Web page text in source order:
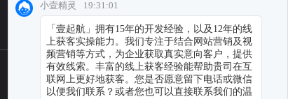
TikTok
小红书代运营